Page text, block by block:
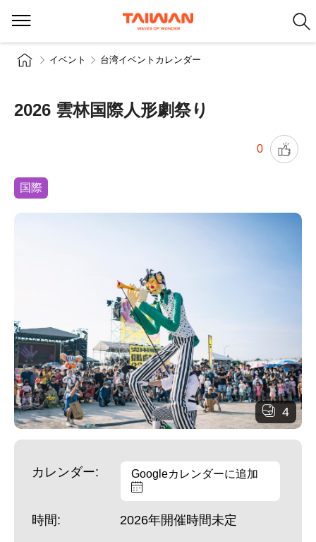
イベント 台湾イベントカレンダー
2026 雲林国際人形劇祭り
0
国際
4
カレンダー: Googleカレンダーに追加
時間: 2026年開催時間未定